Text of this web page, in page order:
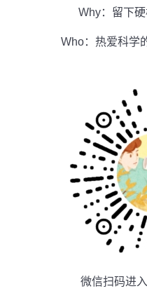
Why：留下
Who：热爱科学
微信扫码进